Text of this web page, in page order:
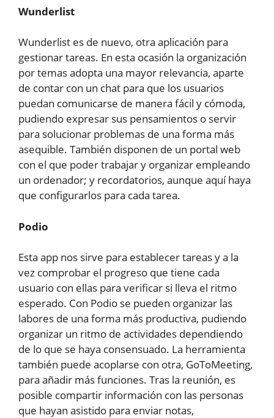
Wunderlist
Wunderlist es de nuevo, otra aplicación para
gestionar tareas. En esta ocasión la organización
por temas adopta una mayor relevancia, aparte
de contar con un chat para que los usuarios
puedan comunicarse de manera fácil y cómoda,
pudiendo expresar sus pensamientos o servir
para solucionar problemas de una forma más
asequible. También disponen de un portal web
con el que poder trabajar y organizar empleando
un ordenador; y recordatorios, aunque aquí haya
que configurarlos para cada tarea.
Podio
Esta app nos sirve para establecer tareas y a la
vez comprobar el progreso que tiene cada
usuario con ellas para verificar si lleva el ritmo
esperado. Con Podio se pueden organizar las
labores de una forma más productiva, pudiendo
organizar un ritmo de actividades dependiendo
de lo que se haya consensuado. La herramienta
también puede acoplarse con otra, GoToMeeting,
para añadir más funciones. Tras la reunión, es
posible compartir información con las personas
que hayan asistido para enviar notas,